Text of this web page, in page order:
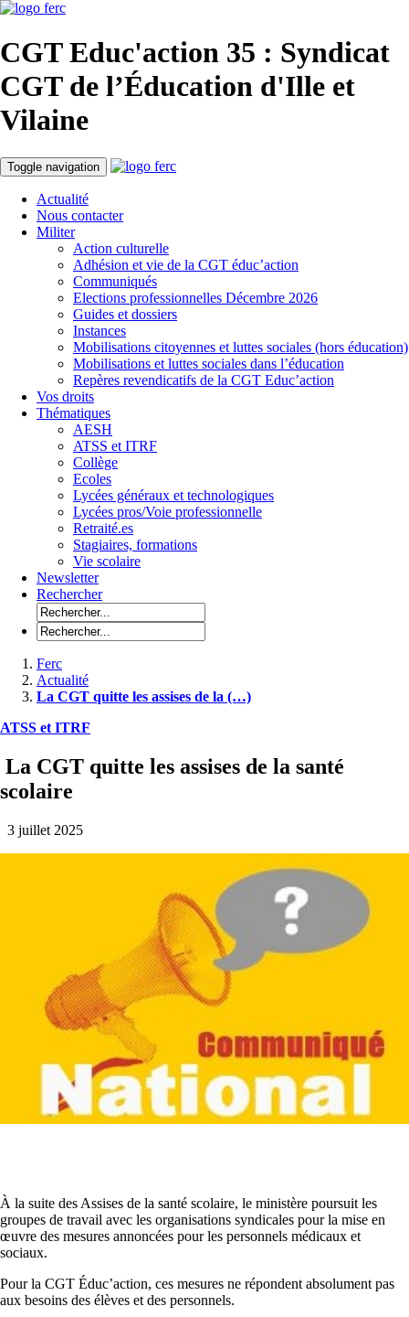
CGT Educ'action 35 : Syndicat
CGT de l’Éducation d'Ille et
Vilaine
Toggle navigation
Actualité
Nous contacter
Militer
Action culturelle
Adhésion et vie de la CGT éduc’action
Communiqués
Elections professionnelles Décembre 2026
Guides et dossiers
Instances
Mobilisations citoyennes et luttes sociales (hors éducation)
Mobilisations et luttes sociales dans l’éducation
Repères revendicatifs de la CGT Educ’action
Vos droits
Thématiques
AESH
ATSS et ITRF
Collège
Ecoles
Lycées généraux et technologiques
Lycées pros/Voie professionnelle
Retraité.es
Stagiaires, formations
Vie scolaire
Newsletter
Rechercher
Ferc
Actualité
La CGT quitte les assises de la (…)
ATSS et ITRF
La CGT quitte les assises de la santé
scolaire
3 juillet 2025
À la suite des Assises de la santé scolaire, le ministère poursuit les
groupes de travail avec les organisations syndicales pour la mise en
œuvre des mesures annoncées pour les personnels médicaux et
sociaux.
Pour la CGT Éduc’action, ces mesures ne répondent absolument pas
aux besoins des élèves et des personnels.